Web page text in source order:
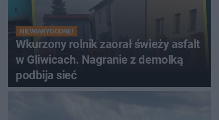
NIEWIARYGODNE!
Wkurzony rolnik zaorał świeży asfalt
w Gliwicach. Nagranie z demolką
podbija sieć